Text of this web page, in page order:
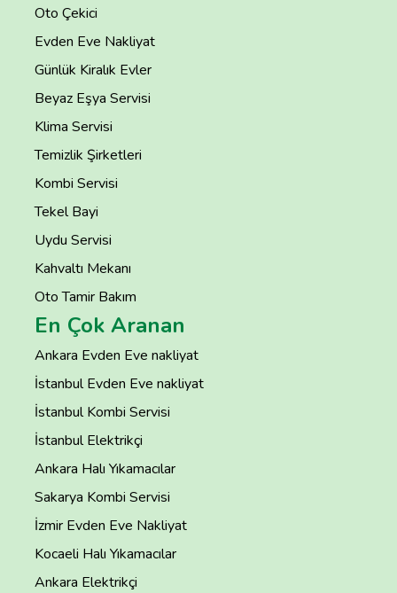
Oto Çekici
Evden Eve Nakliyat
Günlük Kiralık Evler
Beyaz Eşya Servisi
Klima Servisi
Temizlik Şirketleri
Kombi Servisi
Tekel Bayi
Uydu Servisi
Kahvaltı Mekanı
Oto Tamir Bakım
En Çok Aranan
Ankara Evden Eve nakliyat
İstanbul Evden Eve nakliyat
İstanbul Kombi Servisi
İstanbul Elektrikçi
Ankara Halı Yıkamacılar
Sakarya Kombi Servisi
İzmir Evden Eve Nakliyat
Kocaeli Halı Yıkamacılar
Ankara Elektrikçi